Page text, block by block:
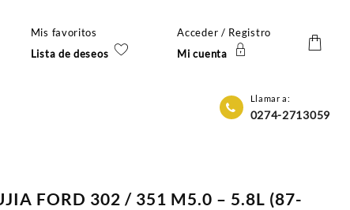
Mis favoritos
Lista de deseos
Acceder / Registro
Mi cuenta
Llamar a:
0274-2713059
FORD 302 / 351 M5.0 – 5.8L (87-